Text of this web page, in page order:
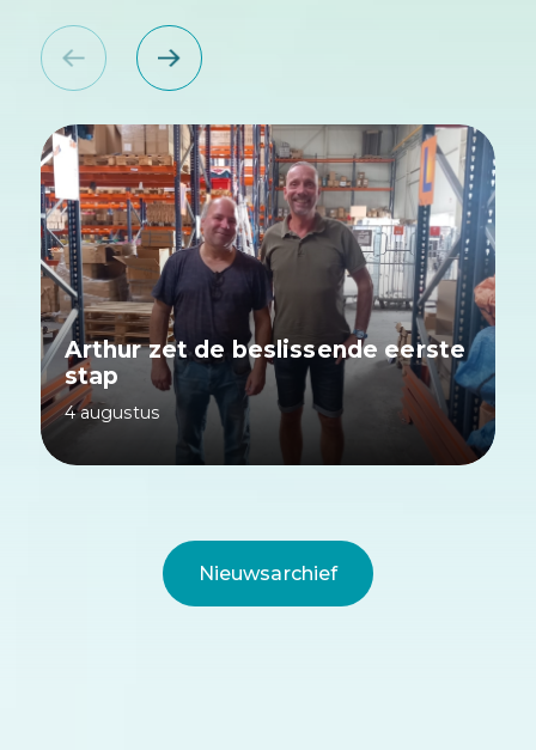
Arthur zet de beslissende eerste
stap
4 augustus
Nieuwsarchief